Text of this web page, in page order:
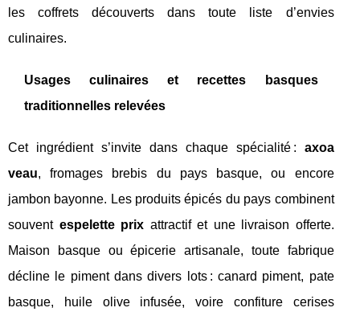
les coffrets découverts dans toute liste d’envies
culinaires.
Usages culinaires et recettes basques
traditionnelles relevées
Cet ingrédient s’invite dans chaque spécialité : axoa
veau, fromages brebis du pays basque, ou encore
jambon bayonne. Les produits épicés du pays combinent
souvent espelette prix attractif et une livraison offerte.
Maison basque ou épicerie artisanale, toute fabrique
décline le piment dans divers lots : canard piment, pate
basque, huile olive infusée, voire confiture cerises